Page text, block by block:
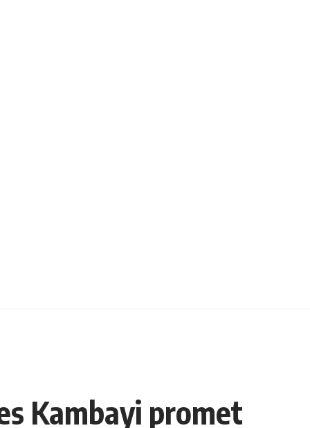
Kambayi promet